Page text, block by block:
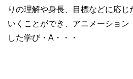
りの理解や身長、目標などに応じ
いくことができ、アニメーション
した学び・A・・・